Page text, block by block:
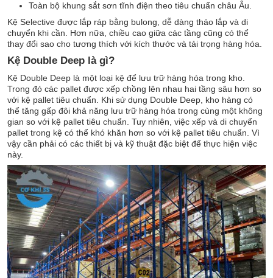
Toàn bộ khung sắt sơn tĩnh điện theo tiêu chuẩn châu Âu.
Kệ Selective được lắp ráp bằng bulong, dễ dàng tháo lắp và di
chuyển khi cần. Hơn nữa, chiều cao giữa các tầng cũng có thể
thay đổi sao cho tương thích với kích thước và tải trọng hàng hóa.
Kệ Double Deep là gì?
Kệ Double Deep là một loại kệ để lưu trữ hàng hóa trong kho.
Trong đó các pallet được xếp chồng lên nhau hai tầng sâu hơn so
với kệ pallet tiêu chuẩn. Khi sử dụng Double Deep, kho hàng có
thể tăng gấp đôi khả năng lưu trữ hàng hóa trong cùng một không
gian so với kệ pallet tiêu chuẩn. Tuy nhiên, việc xếp và di chuyển
pallet trong kệ có thể khó khăn hơn so với kệ pallet tiêu chuẩn. Vì
vậy cần phải có các thiết bị và kỹ thuật đặc biệt để thực hiện việc
này.